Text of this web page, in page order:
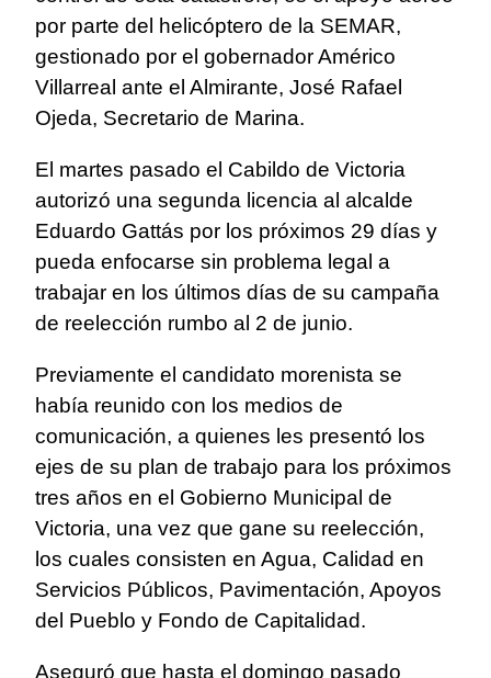
por parte del helicóptero de la SEMAR,
gestionado por el gobernador Américo
Villarreal ante el Almirante, José Rafael
Ojeda, Secretario de Marina.
El martes pasado el Cabildo de Victoria
autorizó una segunda licencia al alcalde
Eduardo Gattás por los próximos 29 días y
pueda enfocarse sin problema legal a
trabajar en los últimos días de su campaña
de reelección rumbo al 2 de junio.
Previamente el candidato morenista se
había reunido con los medios de
comunicación, a quienes les presentó los
ejes de su plan de trabajo para los próximos
tres años en el Gobierno Municipal de
Victoria, una vez que gane su reelección,
los cuales consisten en Agua, Calidad en
Servicios Públicos, Pavimentación, Apoyos
del Pueblo y Fondo de Capitalidad.
Aseguró que hasta el domingo pasado